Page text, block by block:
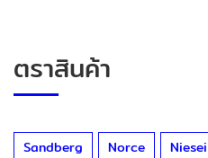
ตราสินค้า
Sandberg Norce Niesei